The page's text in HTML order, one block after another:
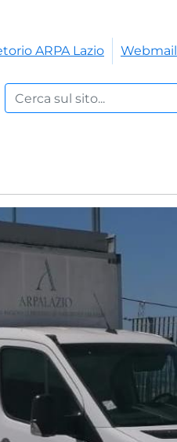
ARPA Lazio Webmail
Cerca nel sito: